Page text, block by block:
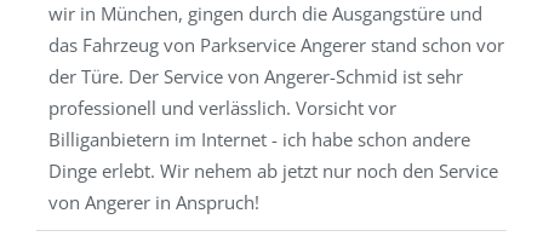
wir in München, gingen durch die Ausgangstüre und
das Fahrzeug von Parkservice Angerer stand schon vor
der Türe. Der Service von Angerer-Schmid ist sehr
professionell und verlässlich. Vorsicht vor
Billiganbietern im Internet - ich habe schon andere
Dinge erlebt. Wir nehem ab jetzt nur noch den Service
von Angerer in Anspruch!